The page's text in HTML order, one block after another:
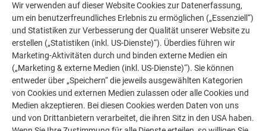
Wir verwenden auf dieser Website Cookies zur Datenerfassung,
um ein benutzerfreundliches Erlebnis zu ermöglichen („Essenziell“)
und Statistiken zur Verbesserung der Qualität unserer Website zu
erstellen („Statistiken (inkl. US-Dienste)“). Überdies führen wir
Marketing-Aktivitäten durch und binden externe Medien ein
(„Marketing & externe Medien (inkl. US-Dienste)“). Sie können
entweder über „Speichern“ die jeweils ausgewählten Kategorien
von Cookies und externen Medien zulassen oder alle Cookies und
Medien akzeptieren. Bei diesen Cookies werden Daten von uns
und von Drittanbietern verarbeitet, die ihren Sitz in den USA haben.